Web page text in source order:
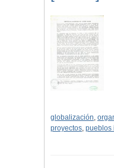
globalización,
proyectos, pueblos